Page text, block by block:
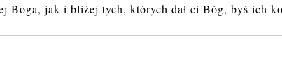
Boga, jak i bliżej tych, których dał ci Bóg, byś ich